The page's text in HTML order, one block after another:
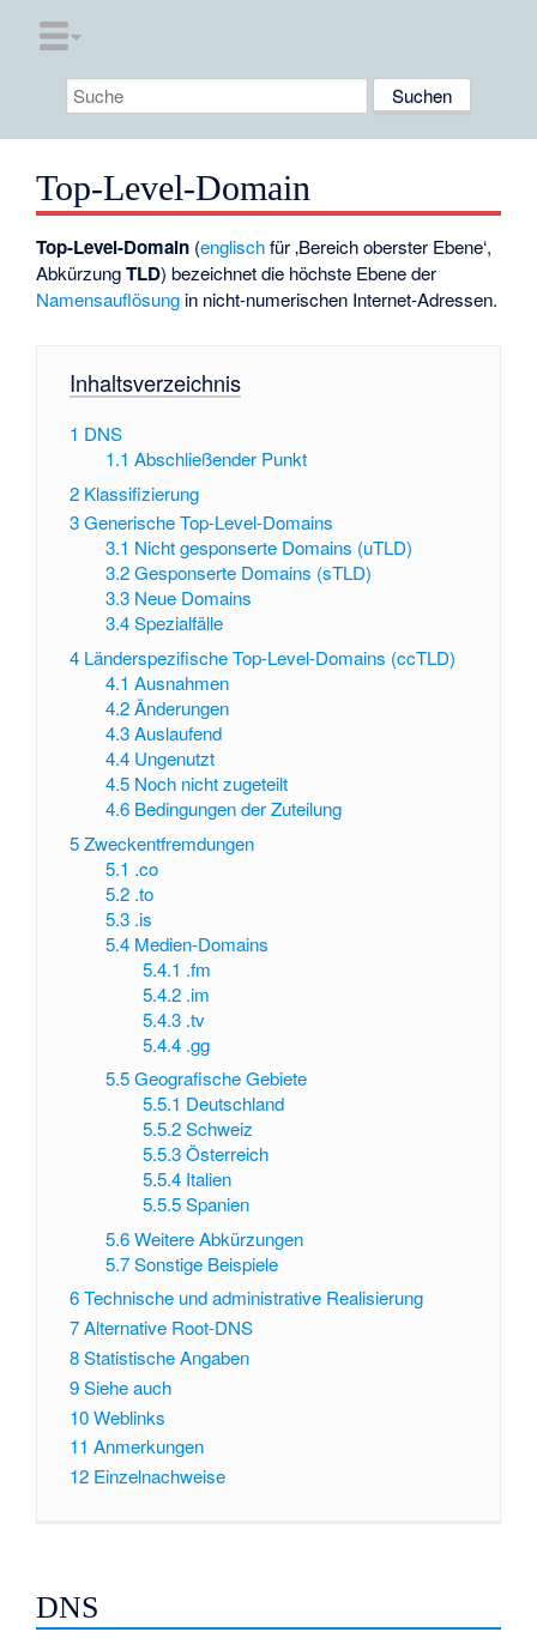
Top-Level-Domain
Top-Level-Domain (englischfür ‚Bereich oberster Ebene‘,
AbkürzungTLD) bezeichnet die höchste Ebene der
Namensauflösung in nicht-numerischen Internet-Adressen.
Inhaltsverzeichnis
1 DNS
1.1 Abschließender Punkt
2 Klassifizierung
3Generische Top-Level-Domains
3.1 Nicht gesponserte Domains (uTLD)
3.2 Gesponserte Domains (sTLD)
3.3 Neue Domains
3.4 Spezialfälle
4 Länderspezifische Top-Level-Domains (ccTLD)
4.1 Ausnahmen
4.2 Änderungen
4.3 Auslaufend
4.4 Ungenutzt
4.5 Noch nicht zugeteilt
4.6 Bedingungen der Zuteilung
5Zweckentfremdungen
5.1 .co
5.2 .to
5.3 .is
5.4 Medien-Domains
5.4.1 .fm
5.4.2 .im
5.4.3 .tv
5.4.4 .gg
5.5 Geografische Gebiete
5.5.1 Deutschland
5.5.2 Schweiz
5.5.3 Österreich
5.5.4 Italien
5.5.5 Spanien
5.6 Weitere Abkürzungen
5.7 Sonstige Beispiele
6Technische und administrative Realisierung
7Alternative Root-DNS
8Statistische Angaben
9Siehe auch
10Weblinks
11 Anmerkungen
12 Einzelnachweise
DNS